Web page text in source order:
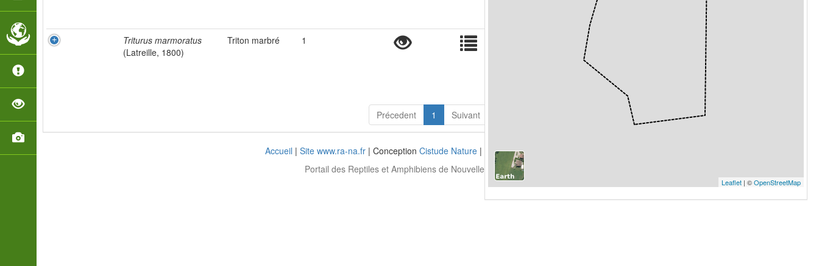
Triturus marmoratus
(Latreille, 1800)
Triton marbré 1
Précedent 1 Suivant
Leaflet| ©OpenStreetMap
Accueil | Site www.ra-na.fr | Conception Cistude Nature | PhotosMatthieu Berroneau
Portail des Reptiles et Amphibiens de Nouvelle-Aquitaine - 2020